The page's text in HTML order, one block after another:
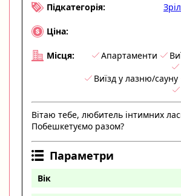
Підкатегорія:
Ціна:
Місця: Апартаменти
Виїзд у лазню/сауну
Вітаю тебе, любитель інтимних
Побешкетуємо разом?
Параметри
Вік